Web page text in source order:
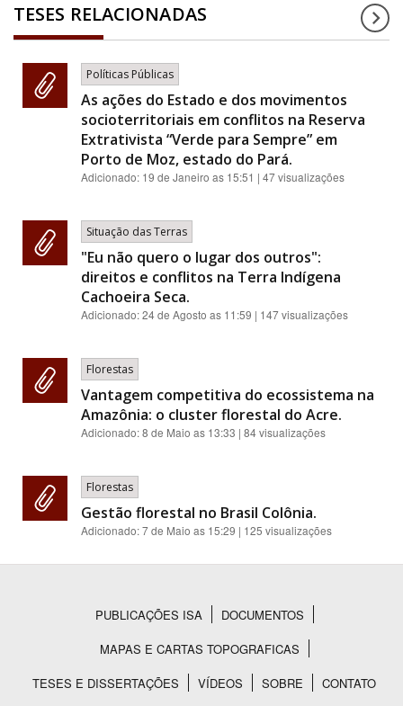
TESES RELACIONADAS
Políticas Públicas
As ações do Estado e dos movimentos
socioterritoriais em conflitos na Reserva
Extrativista “Verde para Sempre” em
Porto de Moz, estado do Pará.
Adicionado: 19 de Janeiro as 15:51 | 47 visualizações
Situação das Terras
"Eu não quero o lugar dos outros":
direitos e conflitos na Terra Indígena
Cachoeira Seca.
Adicionado:24 de Agosto as 11:59 | 147 visualizações
Florestas
Vantagem competitiva do ecossistema na
Amazônia: o cluster florestal do Acre.
Adicionado:8 de Maio as 13:33 | 84 visualizações
Florestas
Gestão florestal no Brasil Colônia.
Adicionado:7 de Maio as 15:29 | 125 visualizações
Rodapé
PUBLICAÇÕES ISA
DOCUMENTOS
MAPAS E CARTAS TOPOGRAFICAS
TESES E DISSERTAÇÕES
VÍDEOS SOBRE CONTATO